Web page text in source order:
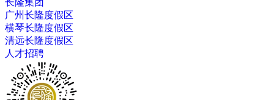
广州长隆度假区
横琴长隆度假区
清远长隆度假区
人才招聘